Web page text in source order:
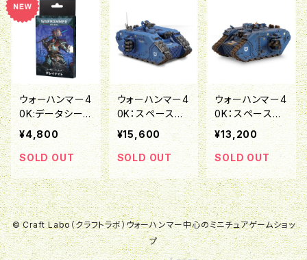
ウォーハンマー4
0K:データシート
カード:グレイナ
イト(日本語版)
¥4,800
SOLD OUT
ウォーハンマー4
0K：スペースマ
リーン：ランドレ
イダー・クルセイ
ダー/リディーマ
ー
¥15,600
SOLD OUT
ウォーハンマー4
0K：スペースマ
リーン：ランドレ
イダー
¥13,200
SOLD OUT
© Craft Labo（クラフトラボ）ウォーハンマー中心のミニチュアゲームショッ
プ